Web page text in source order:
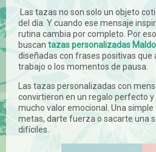
Las tazas no son solo un objeto
del día. Y cuando ese mensaje
rutina cambia por completo. Por
buscan tazas personalizadas
diseñadas con frases positivas que
trabajo o los momentos de pausa.
Las tazas personalizadas con
convirtieron en un regalo perfecto
mucho valor emocional. Una
metas, darte fuerza o sacarte una
difíciles.